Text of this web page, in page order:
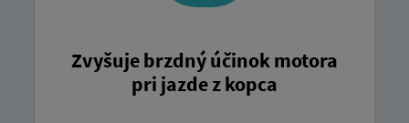
Zvyšuje brzdný účinok motora
pri jazde z kopca